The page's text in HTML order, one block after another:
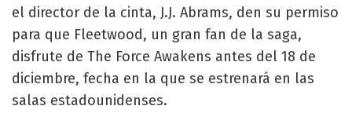
el director de la cinta, J.J. Abrams, den su permiso
para que Fleetwood, un gran fan de la saga,
disfrute de The Force Awakens antes del 18 de
diciembre, fecha en la que se estrenará en las
salas estadounidenses.